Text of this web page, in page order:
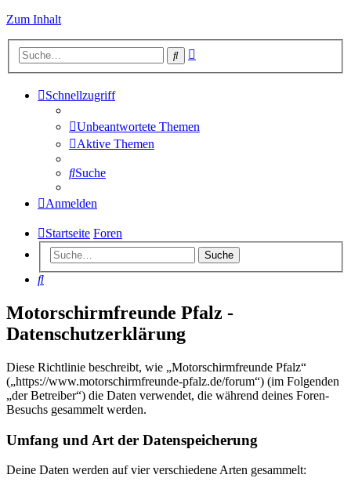
Zum Inhalt
Suche
Schnellzugriff
Unbeantwortete Themen
Aktive Themen
Suche
Anmelden
Startseite Foren
Suche
Suche
Motorschirmfreunde Pfalz -
Datenschutzerklärung
Diese Richtlinie beschreibt, wie „Motorschirmfreunde Pfalz“
(„https://www.motorschirmfreunde-pfalz.de/forum“) (im Folgenden
„der Betreiber“) die Daten verwendet, die während deines Foren-
Besuchs gesammelt werden.
Umfang und Art der Datenspeicherung
Deine Daten werden auf vier verschiedene Arten gesammelt: